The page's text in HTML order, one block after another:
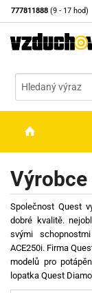
777811888 (9 - 17 hod)
OPTIKA
STŘELIVO
DETEKTORY
Výrobce
Společnost Quest
dobré kvalitě.
svými
ACE250i. Firma
modelů pro
lopatka Quest